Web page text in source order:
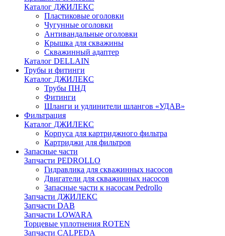
Каталог ДЖИЛЕКС
Пластиковые оголовки
Чугунные оголовки
Антивандальные оголовки
Крышка для скважины
Скважинный адаптер
Каталог DELLAIN
Трубы и фитинги
Каталог ДЖИЛЕКС
Трубы ПНД
Фитинги
Шланги и удлинители шлангов «УДАВ»
Фильтрация
Каталог ДЖИЛЕКС
Корпуса для картриджного фильтра
Картриджи для фильтров
Запасные части
Запчасти PEDROLLO
Гидравлика для скважинных насосов
Двигатели для скважинных насосов
Запасные части к насосам Pedrollo
Запчасти ДЖИЛЕКС
Запчасти DAB
Запчасти LOWARA
Торцевые уплотнения ROTEN
Запчасти CALPEDA